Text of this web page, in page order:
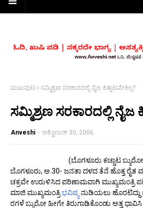
ಮುಖಪುಟ ಸಮ್ಮಿಶ್ರಣ ಸರಕಾರದಲ್ಲಿ ನೈಜ ಕಿತ್ತಾಟವೇಕಿಲ್ಲ?
ಸಮ್ಮಿಶ್ರಣ ಸರಕಾರದಲ್ಲಿ ನೈಜ
Anveshi - ಅಕ್ಟೋಬರ್ 30, 2006
(ಬೊಗಳೂರು ಕಚ್ಚಾಟ
ಬೊಗಳೂರು, ಅ.30- ಜನತಾ ದಳದ ತೆನೆ ಹೊತ್ತ
ಚಕ್ರವೇ ಉರುಳಿಸಿದ ಪರಿಣಾಮವಾಗಿ ಮುಖ್ಯಮಂತ್ರಿ
ಮಾಜಿ ಮುಖ್ಯಮಂತ್ರಿಭವಿಷ್ಯ ನುಡಿಯಲು
ರಗಳೆ ಬ್ಯುರೋ ಹೀಗೇ ತಿರುಗಾಡಿಕೊಂಡು ಅತ್ತ